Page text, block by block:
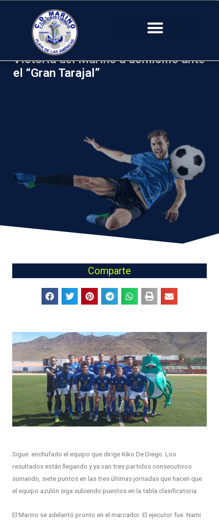
Victoria del Marino a domicilio ante
el “Gran Tarajal”
Comparte
Sigue enchufado el equipo que dirige Kiko De Diego. Los
resultados están llegando y ya van tres partidos consecutivos
sumando, siete puntos en las tres últimas jornadas que hacen que
el equipo azulón siga subiendo puestos en la tabla clasificatoria.
El Marino se adelantó pronto en el marcador. El ejecutor fue Nami